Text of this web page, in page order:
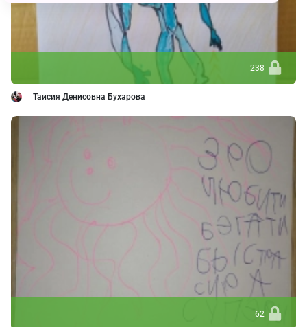
238
Таисия Денисовна Бухарова
62